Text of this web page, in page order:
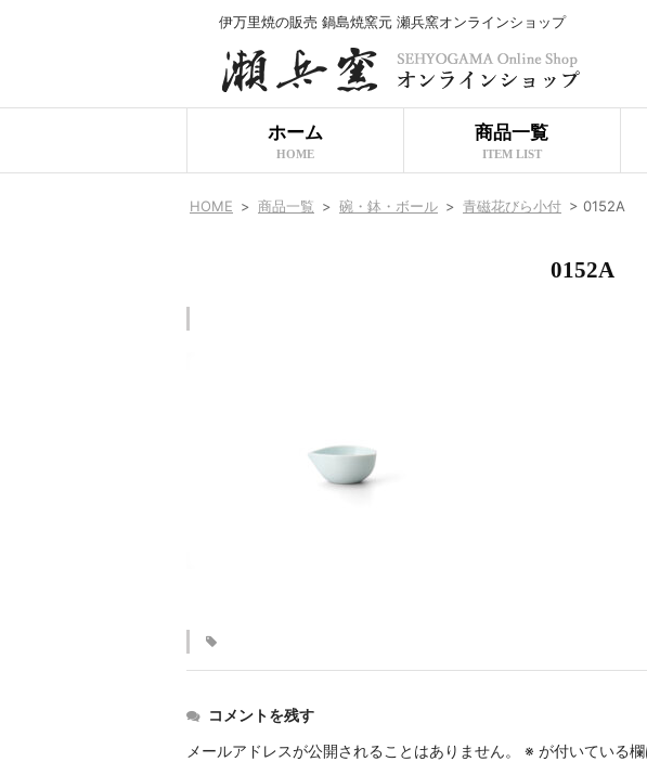
伊万里焼の販売 鍋島焼窯元 瀬兵窯オンラインショップ
ホーム
HOME
商品一覧
ITEM LIST
HOME > 商品一覧 > 碗・鉢・ボール > 青磁花びら小付 > 0152A
0152A
コメントを残す
メールアドレスが公開されることはありません。
※ が付いている